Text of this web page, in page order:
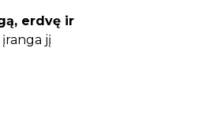
erdvę ir
jį